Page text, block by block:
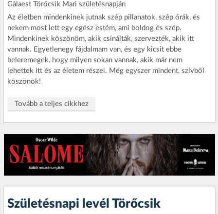
Gálaest Törőcsik Mari születésnapján
Az életben mindenkinek jutnak szép pillanatok, szép órák, és
nekem most lett egy egész estém, ami boldog és szép.
Mindenkinek köszönöm, akik csinálták, szervezték, akik itt
vannak. Egyetlenegy fájdalmam van, és egy kicsit ebbe
beleremegek, hogy milyen sokan vannak, akik már nem
lehettek itt és az életem részei. Még egyszer mindent, szívből
köszönök!
Tovább a teljes cikkhez
Születésnapi levél Törőcsik